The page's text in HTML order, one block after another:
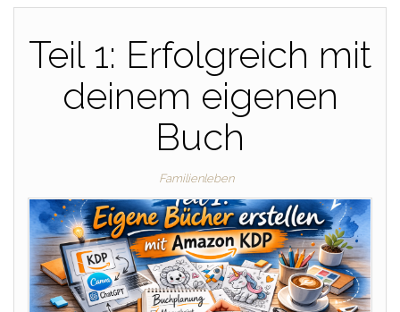
Teil 1: Erfolgreich mit
deinem eigenen
Buch
Familienleben